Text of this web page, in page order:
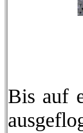
Bis auf